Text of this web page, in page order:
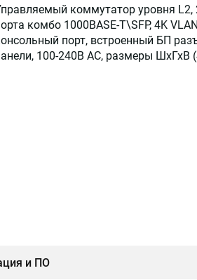
коммутатор уровня L2,
комбо 1000BASE-T\SFP, 4K
порт, встроенный БП
100-240В AC, размеры ШхГхВ
и ПО